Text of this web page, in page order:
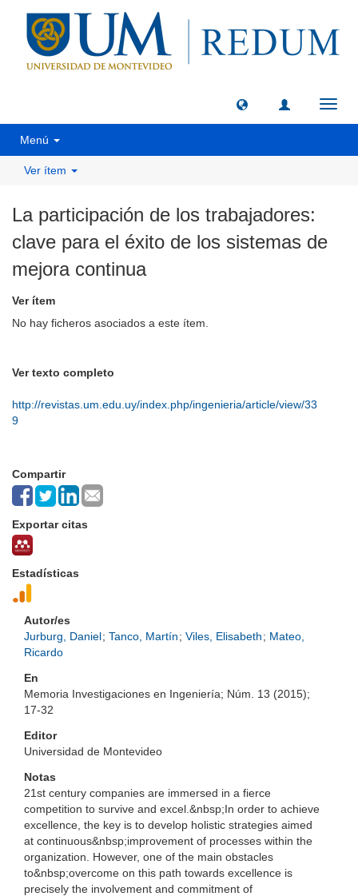
Menú
Ver ítem
La participación de los trabajadores:
clave para el éxito de los sistemas de
mejora continua
Ver ítem
No hay ficheros asociados a este ítem.
Ver texto completo
http://revistas.um.edu.uy/index.php/ingenieria/article/view/33
9
Compartir
Exportar citas
Estadísticas
Autor/es
Jurburg, Daniel; Tanco, Martín; Viles, Elisabeth; Mateo,
Ricardo
En
Memoria Investigaciones en Ingeniería; Núm. 13 (2015);
17-32
Editor
Universidad de Montevideo
Notas
21st century companies are immersed in a fierce
competition to survive and excel.&nbsp;In order to achieve
excellence, the key is to develop holistic strategies aimed
at continuous&nbsp;improvement of processes within the
organization. However, one of the main obstacles
to&nbsp;overcome on this path towards excellence is
precisely the involvement and commitment of